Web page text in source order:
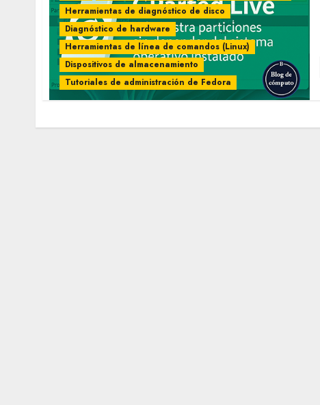
Herramientas de diagnóstico de disco
Diagnóstico de hardware
Herramientas de línea de comandos (Linux)
Dispositivos de almacenamiento
Tutoriales de administración de Fedora